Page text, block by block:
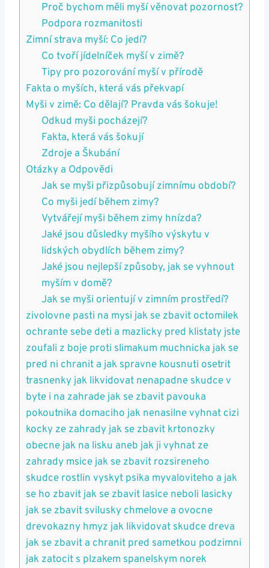
Proč bychom měli myší věnovat pozornost?
Podpora rozmanitosti
Zimní strava myší: Co jedí?
Co tvoří jídelníček myší v zimě?
Tipy pro pozorování myší v přírodě
Fakta o myších, která vás překvapí
Myši v zimě: Co dělají? Pravda vás šokuje!
Odkud myši pocházejí?
Fakta, která vás šokují
Zdroje a Škubání
Otázky a Odpovědi
Jak se myši přizpůsobují zimnímu období?
Co myši jedí během zimy?
Vytvářejí myši během zimy hnízda?
Jaké jsou důsledky myšího výskytu v
lidských obydlích během zimy?
Jaké jsou nejlepší způsoby, jak se vyhnout
myším v domě?
Jak se myši orientují v zimním prostředí?
zivolovne pasti na mysi jak se zbavit octomilek
ochrante sebe deti a mazlicky pred klistaty jste
zoufali z boje proti slimakum muchnicka jak se
pred ni chranit a jak spravne kousnuti osetrit
trasnenky jak likvidovat nenapadne skudce v
byte i na zahrade jak se zbavit pavouka
pokoutnika domaciho jak nenasilne vyhnat cizi
kocky ze zahrady jak se zbavit krtonozky
obecne jak na lisku aneb jak ji vyhnat ze
zahrady msice jak se zbavit rozsireneho
skudce rostlin vyskyt psika myvaloviteho a jak
se ho zbavit jak se zbavit lasice neboli lasicky
jak se zbavit svilusky chmelove a ovocne
drevokazny hmyz jak likvidovat skudce dreva
jak se zbavit a chranit pred sametkou podzimni
jak zatocit s plzakem spanelskym norek